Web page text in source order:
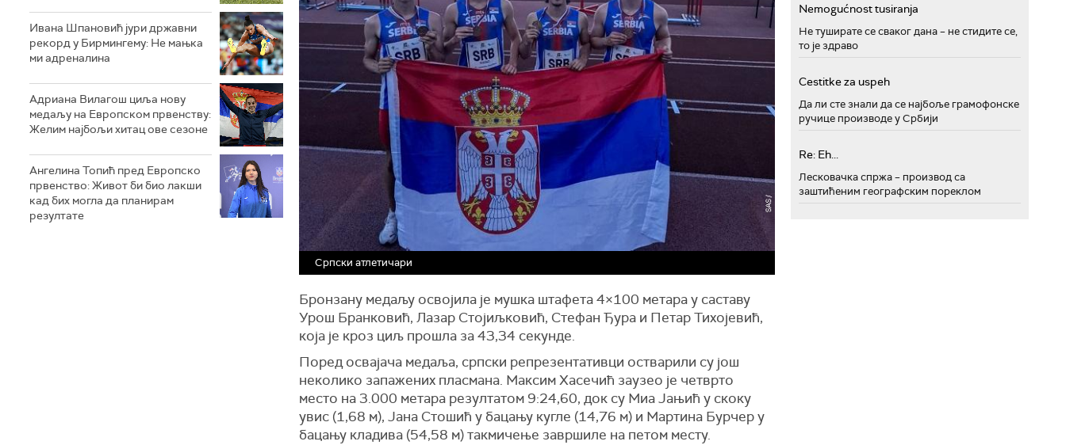
Ивана Шпановић јури државни
рекорд у Бирмингему: Не мањка
ми адреналина
Адриана Вилагош циља нову
медаљу на Европском првенству:
Желим најбољи хитац ове сезоне
Ангелина Топић пред Европско
првенство: Живот би био лакши
кад бих могла да планирам
резултате
Српски атлетичари
Бронзану медаљу освојила је мушка штафета 4×100 метара у саставу
Урош Бранковић, Лазар Стојиљковић, Стефан Ђура и Петар Тихојевић,
која је кроз циљ прошла за 43,34 секунде.
Поред освајача медаља, српски репрезентативци остварили су још
неколико запажених пласмана. Максим Хасечић заузео је четврто
место на 3.000 метара резултатом 9:24,60, док су Миа Јањић у скоку
увис (1,68 м), Јана Стошић у бацању кугле (14,76 м) и Мартина Бурчер у
бацању кладива (54,58 м) такмичење завршиле на петом месту.
Nemogućnost tusiranja
Не туширате се сваког дана – не стидите се,
то је здраво
Cestitke za uspeh
Да ли сте знали да се најбоље грамофонске
ручице производе у Србији
Re: Eh...
Лесковачка спржа – производ са
заштићеним географским пореклом